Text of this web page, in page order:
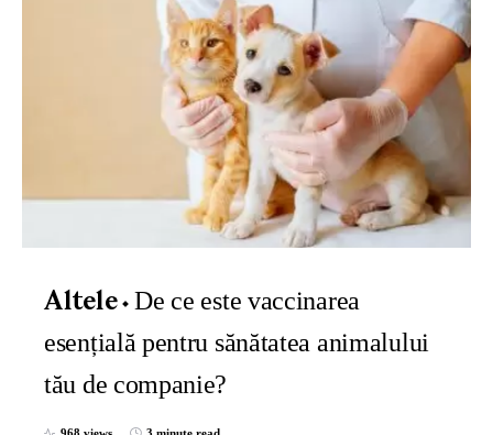
Altele
De ce este vaccinarea
esențială pentru sănătatea animalului
tău de companie?